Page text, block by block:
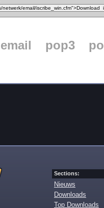
email pop3
Sections:
Nieuws
Downloads
Top Downloads